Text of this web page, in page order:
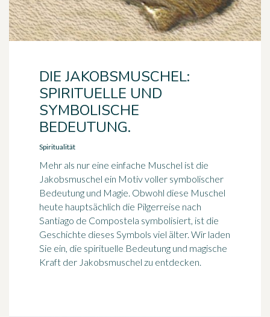
DIE JAKOBSMUSCHEL:
SPIRITUELLE UND
SYMBOLISCHE
BEDEUTUNG.
Spiritualität
Mehr als nur eine einfache Muschel ist die
Jakobsmuschel ein Motiv voller symbolischer
Bedeutung und Magie. Obwohl diese Muschel
heute hauptsächlich die Pilgerreise nach
Santiago de Compostela symbolisiert, ist die
Geschichte dieses Symbols viel älter. Wir laden
Sie ein, die spirituelle Bedeutung und magische
Kraft der Jakobsmuschel zu entdecken.